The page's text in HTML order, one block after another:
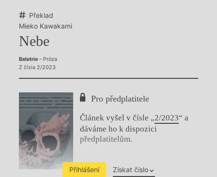
Překlad
Mieko Kawakami
Nebe
Beletrie– Próza
Z čísla 2/2023
Pro předplatitele
Článek vyšel v čísle „2/2023“ a
dáváme ho k dispozici
předplatitelům.
Přihlášení Získat číslo